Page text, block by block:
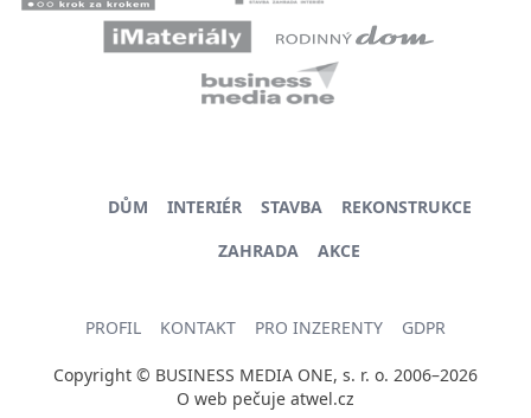
DŮM INTERIÉR STAVBA
REKONSTRUKCE
ZAHRADA
AKCE
PROFIL KONTAKT PRO INZERENTY GDPR
Copyright © BUSINESS MEDIA ONE, s. r. o. 2006–2026